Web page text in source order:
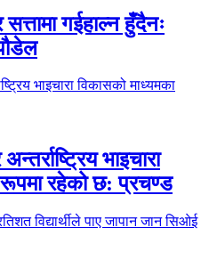
गईहाल्न हुँदैनः
भाइचारा
रूपमा रहेको छ: प्रचण्ड